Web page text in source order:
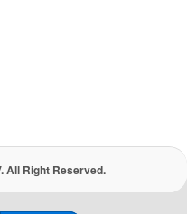
All Right Reserved.